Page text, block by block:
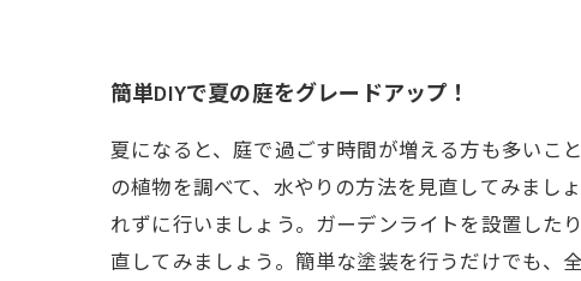
簡単DIYで夏の庭をグレードアップ！
夏になると、庭で過ごす時間が増える方も多いこ
の植物を調べて、水やりの方法を見直してみまし
れずに行いましょう。ガーデンライトを設置した
直してみましょう。簡単な塗装を行うだけでも、